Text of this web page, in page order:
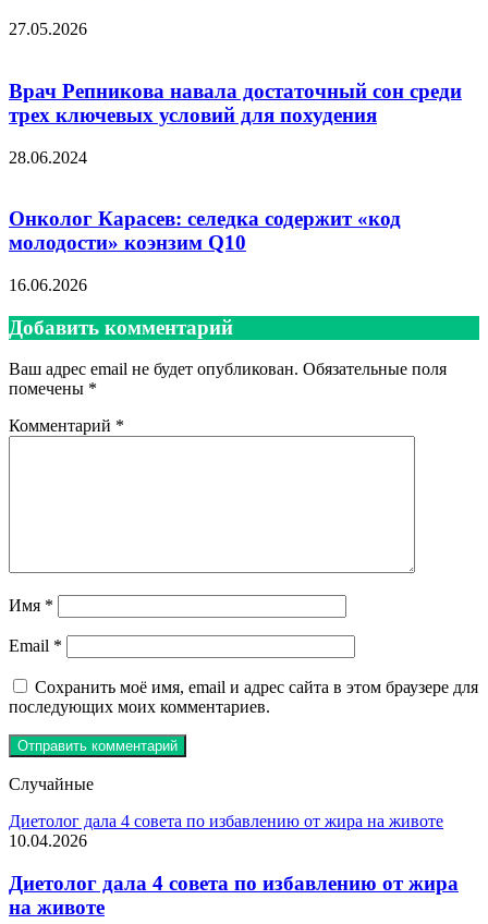
27.05.2026
Врач Репникова навала достаточный сон среди
трех ключевых условий для похудения
28.06.2024
Онколог Карасев: селедка содержит «код
молодости» коэнзим Q10
16.06.2026
Добавить комментарий
Ваш адрес email не будет опубликован. Обязательные поля
помечены *
Комментарий *
Имя *
Email *
Сохранить моё имя, email и адрес сайта в этом браузере для
последующих моих комментариев.
Случайные
Диетолог дала 4 совета по избавлению от жира на животе
10.04.2026
Диетолог дала 4 совета по избавлению от жира
на животе